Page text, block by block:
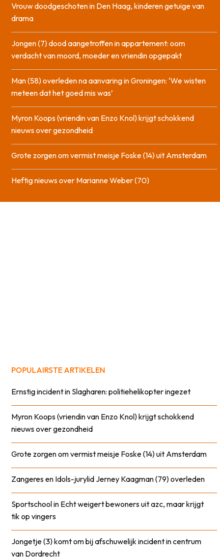
Vrouw doodgeschoten in Den Haag, kinderen getuige van
drama
Jongen (7) dood aangetroffen in appartement: oom
verdacht van moord, moeder en vriendin opgepakt
Man (58) overleden na aanvaring in Groningen: ‘We wisten
meteen dat het goed mis was’
Myron Koops (vriendin van Enzo Knol) krijgt schokkend
nieuws over gezondheid
Grote zorgen om vermist meisje Foske (14) uit Amsterdam
Heftig nieuws over Marianne Weber (70)
POPULAIRSTE ARTIKELEN
Ernstig incident in Slagharen: politiehelikopter ingezet
Myron Koops (vriendin van Enzo Knol) krijgt schokkend
nieuws over gezondheid
Grote zorgen om vermist meisje Foske (14) uit Amsterdam
Zangeres en Idols-jurylid Jerney Kaagman (79) overleden
Sportschool in Echt weigert bewoners uit azc, maar krijgt
tik op vingers
Jongetje (3) komt om bij afschuwelijk incident in centrum
van Dordrecht